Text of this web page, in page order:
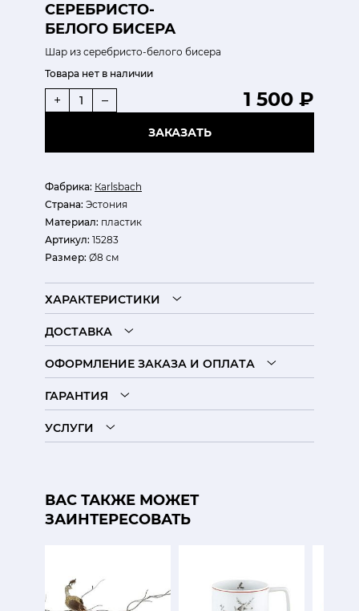
СЕРЕБРИСТО-
БЕЛОГО БИСЕРА
Шар из серебристо-белого бисера
Фабрика: Кarlsbach
Страна: Эстония
Материал: пластик
Артикул: 15283
Размер: Ø8 см
Товара нет в наличии
1 500 ₽
+ –
ЗАКАЗАТЬ
ХАРАКТЕРИСТИКИ
ДОСТАВКА
ОФОРМЛЕНИЕ ЗАКАЗА И ОПЛАТА
ГАРАНТИЯ
УСЛУГИ
ВАС ТАКЖЕ МОЖЕТ
ЗАИНТЕРЕСОВАТЬ